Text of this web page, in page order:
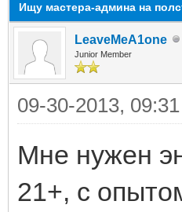
Ищу мастера-админа на
LeaveMeA1one
Junior Member
09-30-2013,
Мне нужен
21+, с